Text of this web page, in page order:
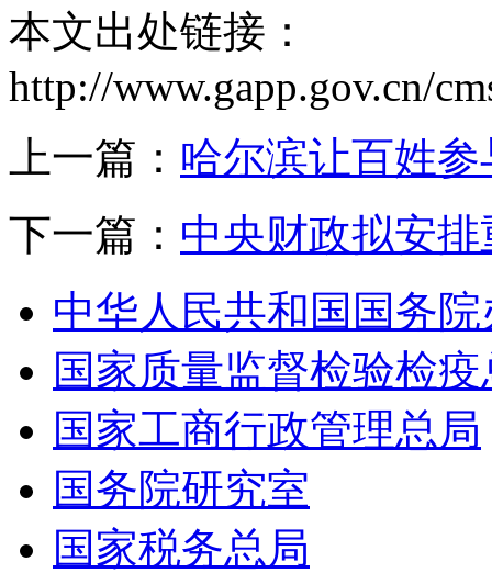
本文出处链接：
http://www.gapp.gov.cn/
上一篇： 哈尔滨让百姓
下一篇： 中央财政拟安
中华人民共和国国务院
国家质量监督检验检疫
国家工商行政管理总局
国务院研究室
国家税务总局